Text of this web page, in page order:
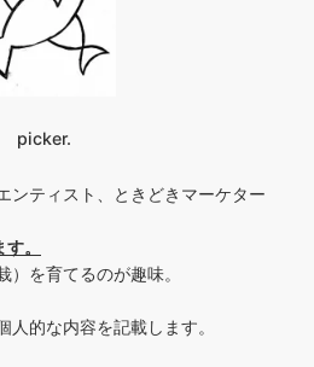
picker.
ンティスト、ときどきマーケター
す。
を育てるのが趣味。
人的な内容を記載します。